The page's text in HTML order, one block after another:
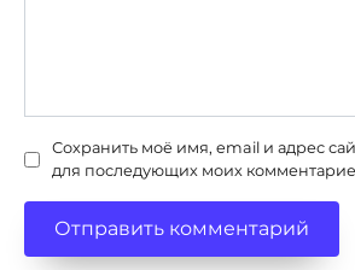
Сохранить моё имя, email и адрес
для последующих моих